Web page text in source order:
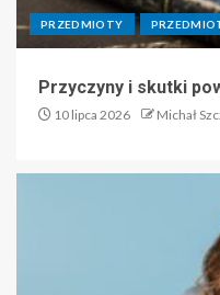
PRZEDMIOTY
Przyczyny i skutki
10 lipca 2026 Michał